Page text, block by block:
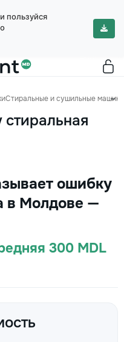
пользуйся
Стиральные и сушильные
ошибку
в Молдове —
300 MDL